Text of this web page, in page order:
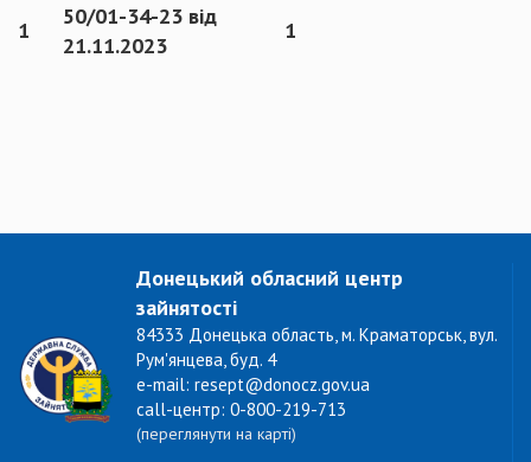
1
50/01-34-23 від
21.11.2023
1
Донецький обласний центр
зайнятості
84333 Донецька область, м. Краматорськ, вул.
Рум'янцева, буд. 4
e-mail: resept@donocz.gov.ua
call-центр: 0-800-219-713
(переглянути на карті)